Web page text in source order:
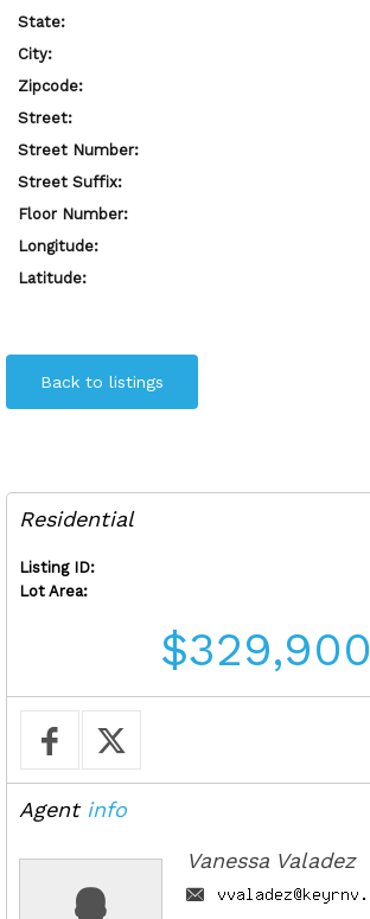
State:
City:
Zipcode:
Street:
Street Number:
Street Suffix:
Floor Number:
Longitude:
Latitude:
Back to listings
Residential
Listing ID:
Lot Area:
$329,900
Agentinfo
Vanessa Valadez